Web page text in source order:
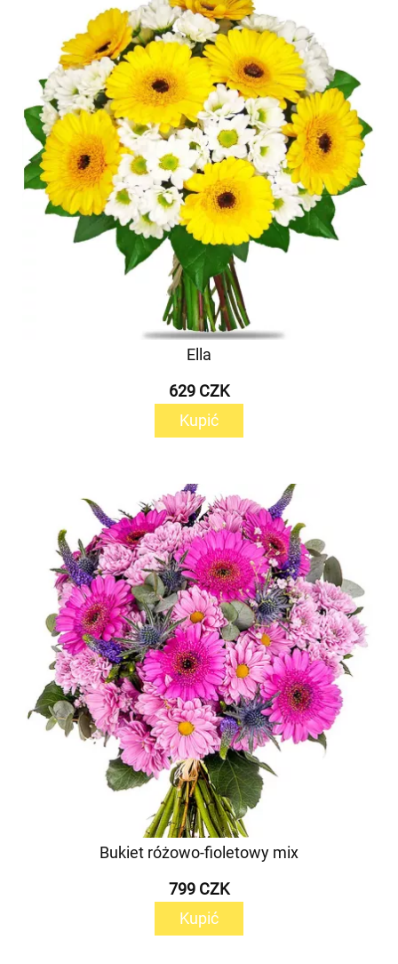
Ella
629 CZK
Kupić
Bukiet różowo-fioletowy mix
799 CZK
Kupić